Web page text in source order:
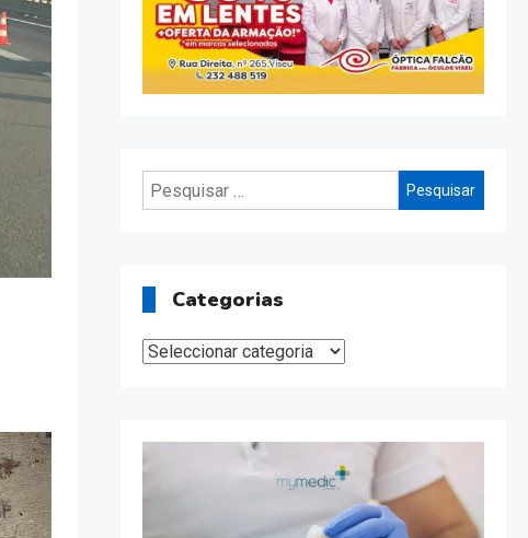
Pesquisar
por:
Categorias
Categorias